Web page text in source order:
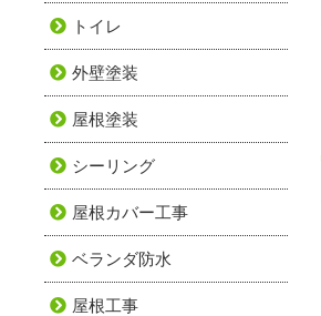
トイレ
外壁塗装
屋根塗装
シーリング
屋根カバー工事
ベランダ防水
屋根工事